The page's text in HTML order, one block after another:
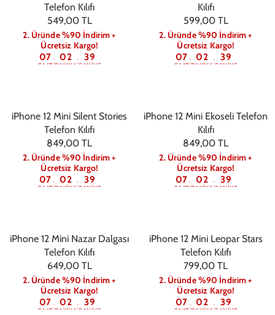
Telefon Kılıfı
549,00 TL
2. Üründe %90 İndirim +
Ücretsiz Kargo!
07
SAAT: 02
DAKIKA : 39
SANIYE
Kılıfı
599,00 TL
2. Üründe %90 İndirim +
Ücretsiz Kargo!
07
SAAT: 02
DAKIKA : 39
SANIYE
iPhone 12 Mini Silent Stories
Telefon Kılıfı
849,00 TL
2. Üründe %90 İndirim +
Ücretsiz Kargo!
07
SAAT: 02
DAKIKA : 39
SANIYE
iPhone 12 Mini Ekoseli Telefon
Kılıfı
849,00 TL
2. Üründe %90 İndirim +
Ücretsiz Kargo!
07
SAAT: 02
DAKIKA : 39
SANIYE
iPhone 12 Mini Nazar Dalgası
Telefon Kılıfı
649,00 TL
2. Üründe %90 İndirim +
Ücretsiz Kargo!
07
SAAT: 02
DAKIKA : 39
SANIYE
iPhone 12 Mini Leopar Stars
Telefon Kılıfı
799,00 TL
2. Üründe %90 İndirim +
Ücretsiz Kargo!
07
SAAT: 02
DAKIKA : 39
SANIYE